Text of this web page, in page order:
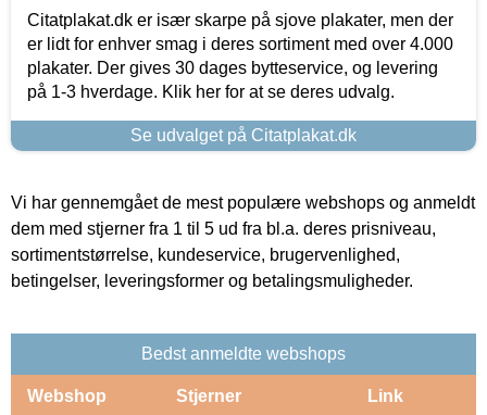
Citatplakat.dk er især skarpe på sjove plakater, men der
er lidt for enhver smag i deres sortiment med over 4.000
plakater. Der gives 30 dages bytteservice, og levering
på 1-3 hverdage. Klik her for at se deres udvalg.
Se udvalget på Citatplakat.dk
Vi har gennemgået de mest populære webshops og anmeldt
dem med stjerner fra 1 til 5 ud fra bl.a. deres prisniveau,
sortimentstørrelse, kundeservice, brugervenlighed,
betingelser, leveringsformer og betalingsmuligheder.
Bedst anmeldte webshops
Webshop Stjerner Link